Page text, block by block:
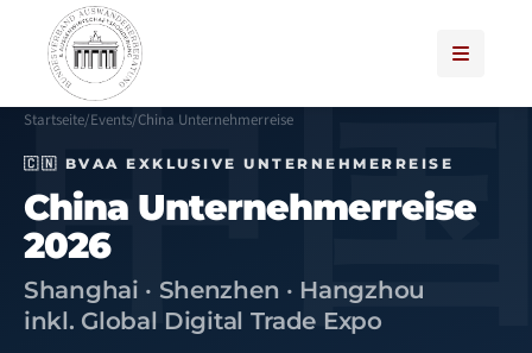
Startseite/Events/China Unternehmerreise
🇨🇳 BVAA EXKLUSIVE UNTERNEHMERREISE
China Unternehmerreise
2026
Shanghai · Shenzhen · Hangzhou
inkl. Global Digital Trade Expo